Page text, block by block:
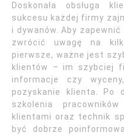
Doskonała obsługa
sukcesu każdej firmy
i dywanów. Aby
zwrócić uwagę na
pierwsze, ważne jest
klientów – im szybciej
informacje czy
pozyskanie klienta. Po
szkolenia
klientami oraz technik
być dobrze